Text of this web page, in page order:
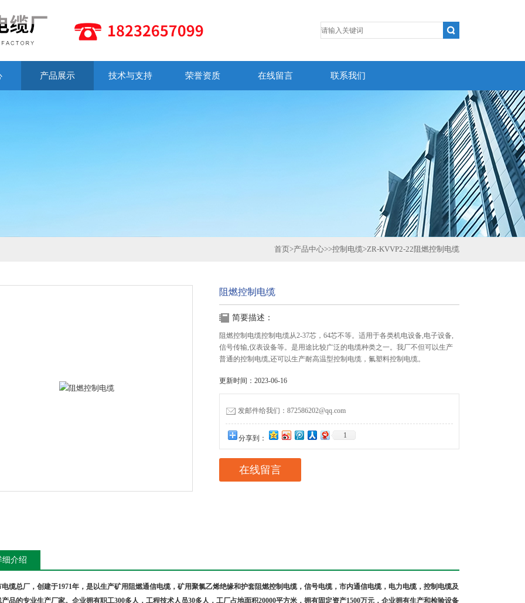
产品展示 技术与支持 荣誉资质 在线留言 联系我们
首页>产品中心>>控制电缆>ZR-KVVP2-22阻燃控制电缆
阻燃控制电缆
简要描述：
阻燃控制电缆控制电缆从2-37芯，64芯不等。适用于各类机电设备,电子设备,
信号传输,仪表设备等。是用途比较广泛的电缆种类之一。我厂不但可以生产
普通的控制电缆,还可以生产耐高温型控制电缆，氟塑料控制电缆。
更新时间：2023-06-16
发邮件给我们：872586202@qq.com
分享到： 1
在线留言
细介绍
电缆总厂，创建于1971年，是以生产矿用阻燃通信电缆，矿用聚氯乙烯绝缘和护套阻燃控制电缆，信号电缆，市内通信电缆，电力电缆，控制电缆及
产品的专业生产厂家。企业拥有职工300多人，工程技术人员30多人，工厂占地面积20000平方米，拥有固定资产1500万元，企业拥有生产和检验设备